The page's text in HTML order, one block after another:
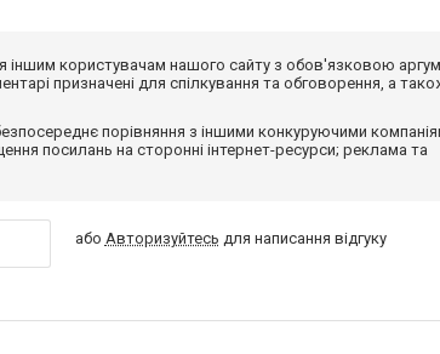
іншим користувачам нашого сайту з обов'язковою
призначені для спілкування та обговорення, а
порівняння з іншими конкуруючими
посилань на сторонні інтернет-ресурси; реклама та
або Авторизуйтесь для написання відгуку